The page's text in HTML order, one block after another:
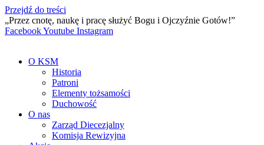
Przejdź do treści
„Przez cnotę, naukę i pracę służyć Bogu i Ojczyźnie Gotów!”
FacebookYoutube Instagram
O KSM
Historia
Patroni
Elementy tożsamości
Duchowość
O nas
Zarząd Diecezjalny
Komisja Rewizyjna